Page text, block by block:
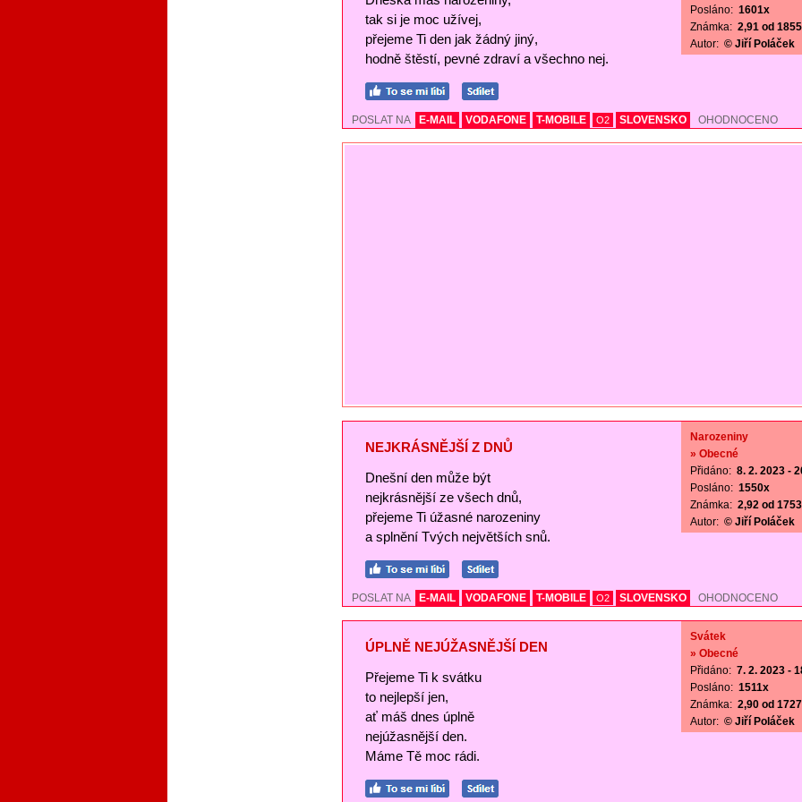
tak si je moc užívej,
přejeme Ti den jak žádný jiný,
hodně štěstí, pevné zdraví a všechno nej.
Posláno: 1601x
Známka: 2,91 od
Autor: © Jiří Poláček
POSLAT NA E-MAIL VODAFONE T-MOBILE O2 SLOVENSKO OHODNOCENO
NEJKRÁSNĚJŠÍ Z DNŮ
Dnešní den může být
nejkrásnější ze všech dnů,
přejeme Ti úžasné narozeniny
a splnění Tvých největších snů.
Narozeniny
» Obecné
Přidáno: 8. 2. 2023 -
Posláno: 1550x
Známka: 2,92 od
Autor: © Jiří Poláček
POSLAT NA E-MAIL VODAFONE T-MOBILE O2 SLOVENSKO OHODNOCENO
ÚPLNĚ NEJÚŽASNĚJŠÍ DEN
Přejeme Ti k svátku
to nejlepší jen,
ať máš dnes úplně
nejúžasnější den.
Máme Tě moc rádi.
Svátek
» Obecné
Přidáno: 7. 2. 2023 -
Posláno: 1511x
Známka: 2,90 od
Autor: © Jiří Poláček